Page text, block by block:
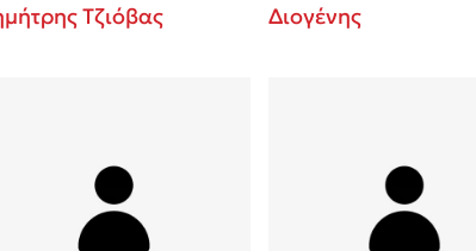
Τζιόβας Διογένης